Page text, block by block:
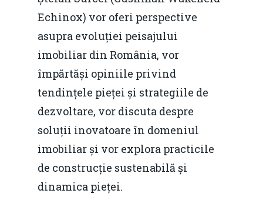
Echinox) vor oferi perspective
asupra evoluției peisajului
imobiliar din România, vor
împărtăși opiniile privind
tendințele pieței și strategiile de
dezvoltare, vor discuta despre
soluții inovatoare în domeniul
imobiliar și vor explora practicile
de construcție sustenabilă și
dinamica pieței.